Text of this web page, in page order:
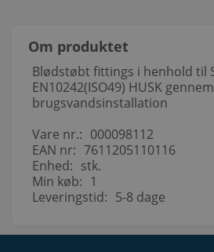
Om produktet
Blødstøbt fittings i henhold til
EN10242(ISO49) HUSK
brugsvandsinstallation
Vare nr.: 000098112
EAN nr: 7611205110116
Enhed: stk.
Min køb: 1
Leveringstid: 5-8 dage